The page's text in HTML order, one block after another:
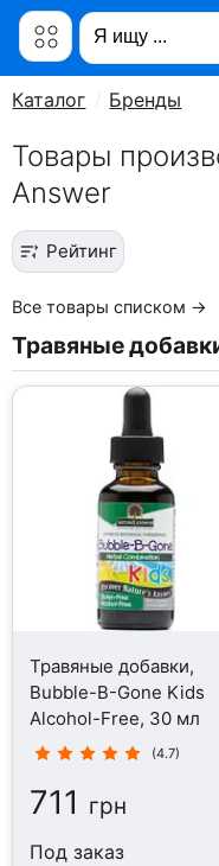
Каталог Бренды
Товары
Answer
Рейтинг
Все товары списком →
Травяные
Травяные добавки,
Bubble-B-Gone Kids
Alcohol-Free, 30 мл
(4.7)
711 грн
Под заказ